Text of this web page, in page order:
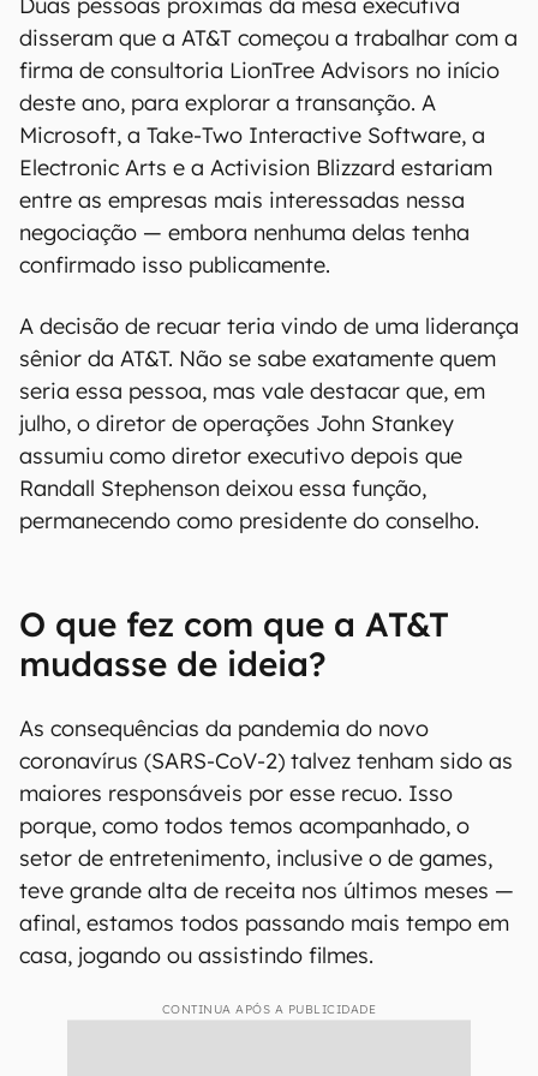
Duas pessoas próximas da mesa executiva
disseram que a AT&T começou a trabalhar com a
firma de consultoria LionTree Advisors no início
deste ano, para explorar a transanção. A
Microsoft, a Take-Two Interactive Software, a
Electronic Arts e a Activision Blizzard estariam
entre as empresas mais interessadas nessa
negociação — embora nenhuma delas tenha
confirmado isso publicamente.
A decisão de recuar teria vindo de uma liderança
sênior da AT&T. Não se sabe exatamente quem
seria essa pessoa, mas vale destacar que, em
julho, o diretor de operações John Stankey
assumiu como diretor executivo depois que
Randall Stephenson deixou essa função,
permanecendo como presidente do conselho.
O que fez com que a AT&T
mudasse de ideia?
As consequências da pandemia do novo
coronavírus (SARS-CoV-2) talvez tenham sido as
maiores responsáveis por esse recuo. Isso
porque, como todos temos acompanhado, o
setor de entretenimento, inclusive o de games,
teve grande alta de receita nos últimos meses —
afinal, estamos todos passando mais tempo em
casa, jogando ou assistindo filmes.
CONTINUA APÓS A PUBLICIDADE